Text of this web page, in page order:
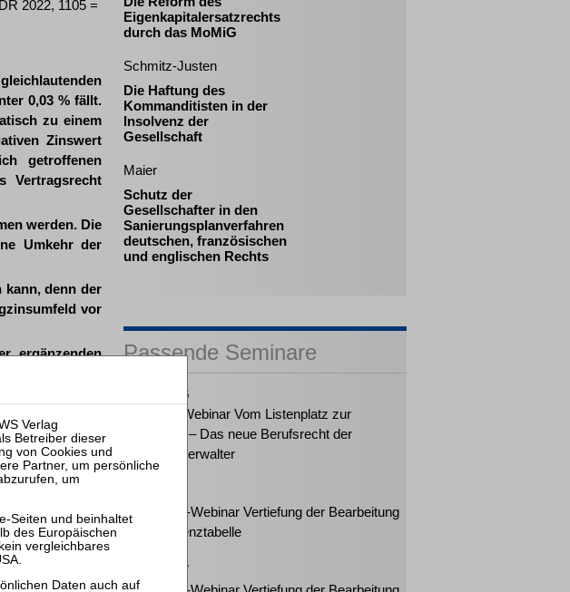
2022, 1105 =
0,03 % fällt.
zu einem
Zinswert
getroffenen
Vertragsrecht
werden. Die
Umkehr der
kann, denn der
vor
ergänzenden
den Zeitraum
negativen
Eigenkapitalersatzrechts
durch das MoMiG
Schmitz-Justen
Die Haftung des
Kommanditisten in der
Insolvenz der
Gesellschaft
Maier
Schutz der
Gesellschafter in den
Sanierungsplanverfahren
deutschen, französischen
und englischen Rechts
Passende Seminare
25.08.2026
Praktiker-Webinar Vom Listenplatz zur
Zulassung – Das neue Berufsrecht der
Insolvenzverwalter
Mitarbeiter-Webinar Vertiefung der Bearbeitung
der Insolvenztabelle
17.03.2027